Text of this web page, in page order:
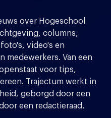
over Hogeschool
columns,
video's en
medewerkers. Van een
voor tips,
Trajectum werkt in
geborgd door een
een redactieraad.